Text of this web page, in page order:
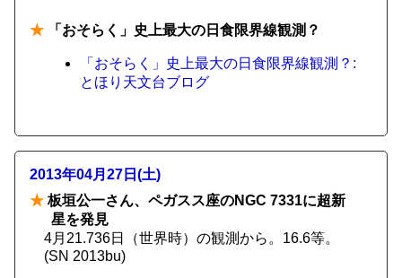
★ 「おそらく」史上最大の日食限界線観測？
「おそらく」史上最大の日食限界線観測？:
とほり天文台ブログ
2013年04月27日(土)
★ 板垣公一さん、ペガスス座のNGC 7331に超新
星を発見
4月21.736日（世界時）の観測から。16.6等。
(SN 2013bu)